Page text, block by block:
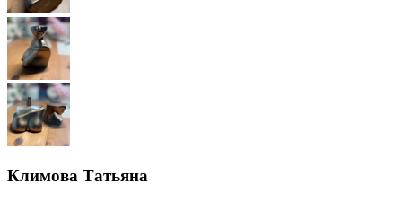
Климова Татьяна